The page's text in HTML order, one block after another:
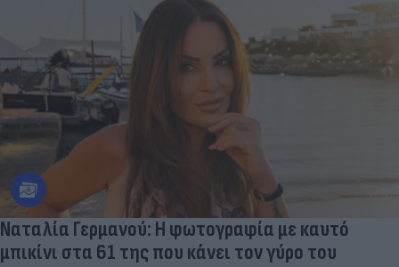
Ναταλία Γερμανού: Η φωτογραφία με καυτό
μπικίνι στα 61 της που κάνει τον γύρο του